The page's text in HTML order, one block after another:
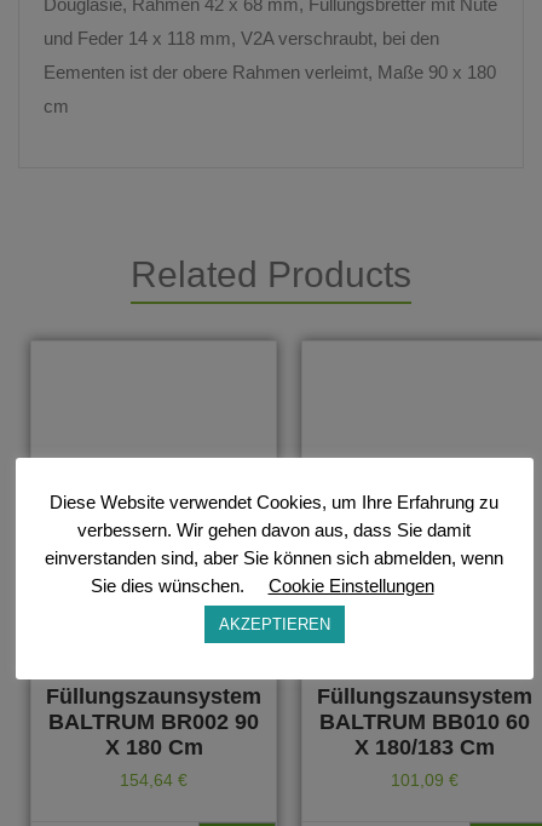
und Feder 14 x 118 mm, V2A verschraubt, bei den
Eementen ist der obere Rahmen verleimt, Maße 90 x 180
cm
Related Products
Füllungszaunsystem
BALTRUM BR002 90
X 180 Cm
154,64 €
Füllungszaunsystem
BALTRUM BB010 60
X 180/183 Cm
101,09 €
Diese Website verwendet Cookies, um Ihre Erfahrung zu
verbessern. Wir gehen davon aus, dass Sie damit
einverstanden sind, aber Sie können sich abmelden, wenn
Sie dies wünschen.
Cookie Einstellungen
AKZEPTIEREN